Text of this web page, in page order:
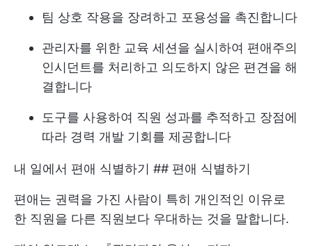
팀 상호 작용을 장려하고 포용성을 촉진합니다
관리자를 위한 교육 세션을 실시하여 편애주의
인시던트를 처리하고 의도하지 않은 편견을 해
결합니다
도구를 사용하여 직원 성과를 추적하고 장점에
따라 경력 개발 기회를 제공합니다
내 일에서 편애 식별하기 ## 편애 식별하기
편애는 권력을 가진 사람이 특히 개인적인 이유로
한 직원을 다른 직원보다 우대하는 것을 말합니다.